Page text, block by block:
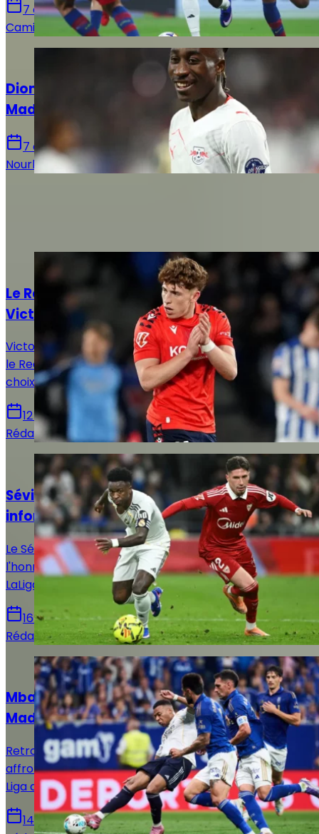
7 août 2026
Camille Santos
Diomandé après sa signature au Real
Madrid : « Ce n’est que le début »
7 août 2026
Nourhane Haroui
Le Real Madrid face à un dilemme pour
Victor Muñoz
Victor Muñoz attire les regards en Navarre, tandis que
le Real Madrid prépare un possible rapatriement, un
choix qui pourrait remodeler l’offensive madrilène.
12 juin 2026
Rédaction Le Journal du Real
Actualités
Séville - Real Madrid : Horaire, chaînes et
informations sur le match !
Le Séville FC reçoit ce dimanche le Real Madrid en
l'honneur de la 37e et avant-dernière journée de
LaLiga. Voici toutes les infos pour suivre la rencontre.
16 mai 2026
Rédaction Le Journal du Real
Actualités
Mbappé sur le banc : le XI titulaire du Real
Madrid face au Real Oviedo !
Retrouvez la composition officielle du Real Madrid pour
affronter le Real Oviedo en vue de la 36e journée de
Liga avec notamment le retour de Mbappé.
14 mai 2026